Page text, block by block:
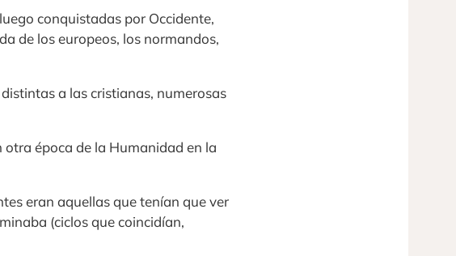
conquistadas por Occidente,
de los europeos, los normandos,
a las cristianas, numerosas
otra época de la Humanidad en la
eran aquellas que tenían que ver
(ciclos que coincidían,